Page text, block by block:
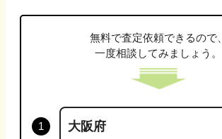
無料で査定依頼できるので、
一度相談してみましょう。